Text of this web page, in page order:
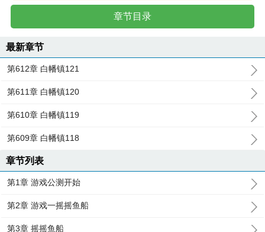
章节目录
最新章节
第612章 白幡镇121
第611章 白幡镇120
第610章 白幡镇119
第609章 白幡镇118
章节列表
第1章 游戏公测开始
第2章 游戏一摇摇鱼船
第3章 摇摇鱼船